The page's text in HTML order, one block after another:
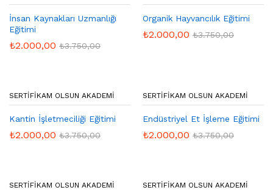
İnsan Kaynakları Uzmanlığı
Eğitimi
₺2.000,00 ₺3.750,00
Organik Hayvancılık Eğitimi
₺2.000,00 ₺3.750,00
SERTIFIKAM OLSUN AKADEMI
Kantin İşletmeciliği Eğitimi
₺2.000,00 ₺3.750,00
SERTIFIKAM OLSUN AKADEMI
Endüstriyel Et İşleme Eğitimi
₺2.000,00 ₺3.750,00
SERTIFIKAM OLSUN AKADEMI SERTIFIKAM OLSUN AKADEMI